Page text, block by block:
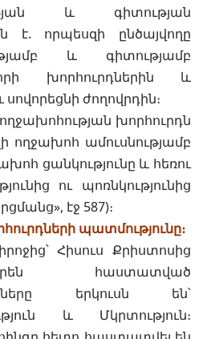
և գիտության
է. որպեսզի ընծայվողը
և գիտությամբ
խորհուրդներին և
ժողովրդին։
ողջախոհության խորհուրդն
ողջախոհ ամուսնությամբ
ցանկությունը և հեռու
ու պոռնկությունից
էջ 587)։
պատմությունը։
Հիսուս Քրիստոսից
հաստատված
երկուսն են՝
և Մկրտություն։